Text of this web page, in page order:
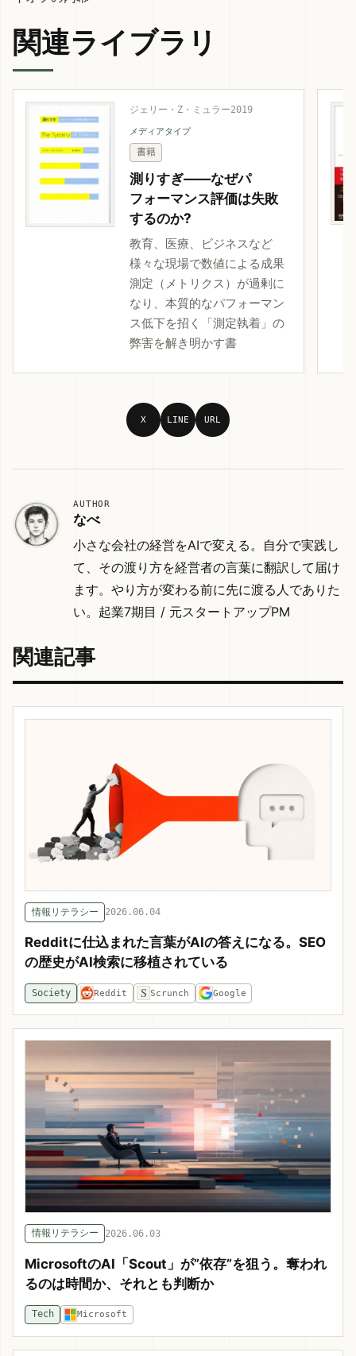
関連ライブラリ
ジェリー・Z・ミュラー2019
メディアタイプ
書籍
測りすぎ――なぜパ
フォーマンス評価は失敗
するのか?
教育、医療、ビジネスなど
様々な現場で数値による成果
測定（メトリクス）が過剰に
なり、本質的なパフォーマン
ス低下を招く「測定執着」の
弊害を解き明かす書
X LINE URL
AUTHOR
なべ
小さな会社の経営をAIで変える。自分で実践し
て、その渡り方を経営者の言葉に翻訳して届け
ます。やり方が変わる前に先に渡る人でありた
い。起業7期目 / 元スタートアップPM
関連記事
情報リテラシー 2026.06.04
Redditに仕込まれた言葉がAIの答えになる。SEO
の歴史がAI検索に移植されている
Society Reddit S Scrunch Google
情報リテラシー 2026.06.03
MicrosoftのAI「Scout」が”依存”を狙う。奪われ
るのは時間か、それとも判断か
Tech Microsoft